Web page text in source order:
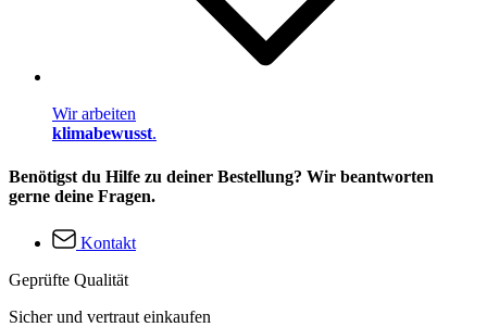
Wir arbeiten
klimabewusst.
Benötigst du Hilfe zu deiner Bestellung? Wir beantworten
gerne deine Fragen.
Kontakt
Geprüfte Qualität
Sicher und vertraut einkaufen